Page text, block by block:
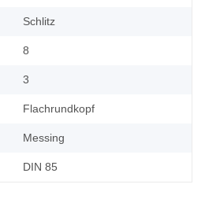
Schlitz
8
3
Flachrundkopf
Messing
DIN 85